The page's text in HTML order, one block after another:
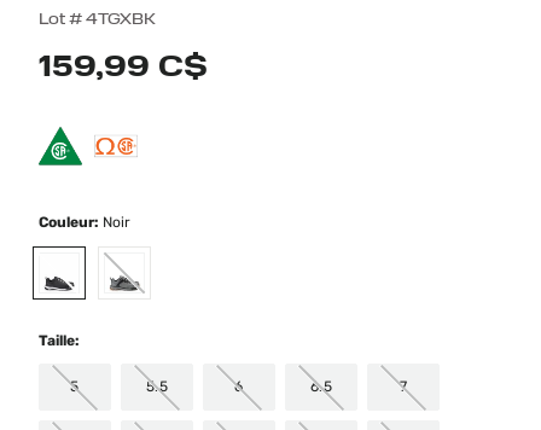
Lot #4TGXBK
4,6 out of 5 Customer Rating
159,99 C$
Couleur: Noir
Taille:
5 5.5 6 6.5 7